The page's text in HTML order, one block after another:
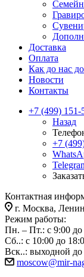
Доставка
Оплата
Как до нас
Новости
Контакты
+7 (499) 151-
Назад
+7
Контактная
г. Москва,
Режим работы:
Пн. – Пт.: с 9:00 до
Сб..: с 10:00 до
Вск..: выходной до
moscow@mir-